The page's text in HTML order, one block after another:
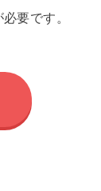
要です。